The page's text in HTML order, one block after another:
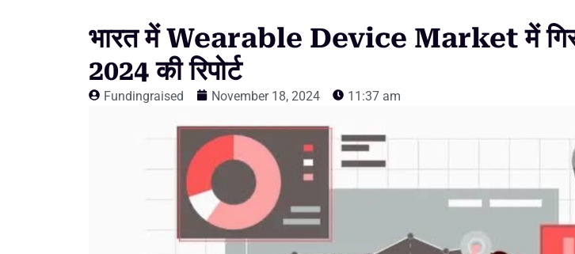
भारत में Wearable Device Market में
2024 की रिपोर्ट
Fundingraised November 18, 2024 11:37 am